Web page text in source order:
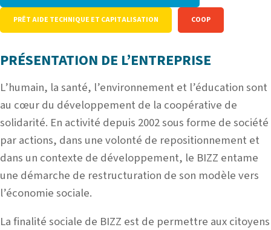
PRÊT AIDE TECHNIQUE ET CAPITALISATION COOP
PRÉSENTATION DE L’ENTREPRISE
L’humain, la santé, l’environnement et l’éducation sont
au cœur du développement de la coopérative de
solidarité. En activité depuis 2002 sous forme de société
par actions, dans une volonté de repositionnement et
dans un contexte de développement, le BIZZ entame
une démarche de restructuration de son modèle vers
l’économie sociale.
La finalité sociale de BIZZ est de permettre aux citoyens